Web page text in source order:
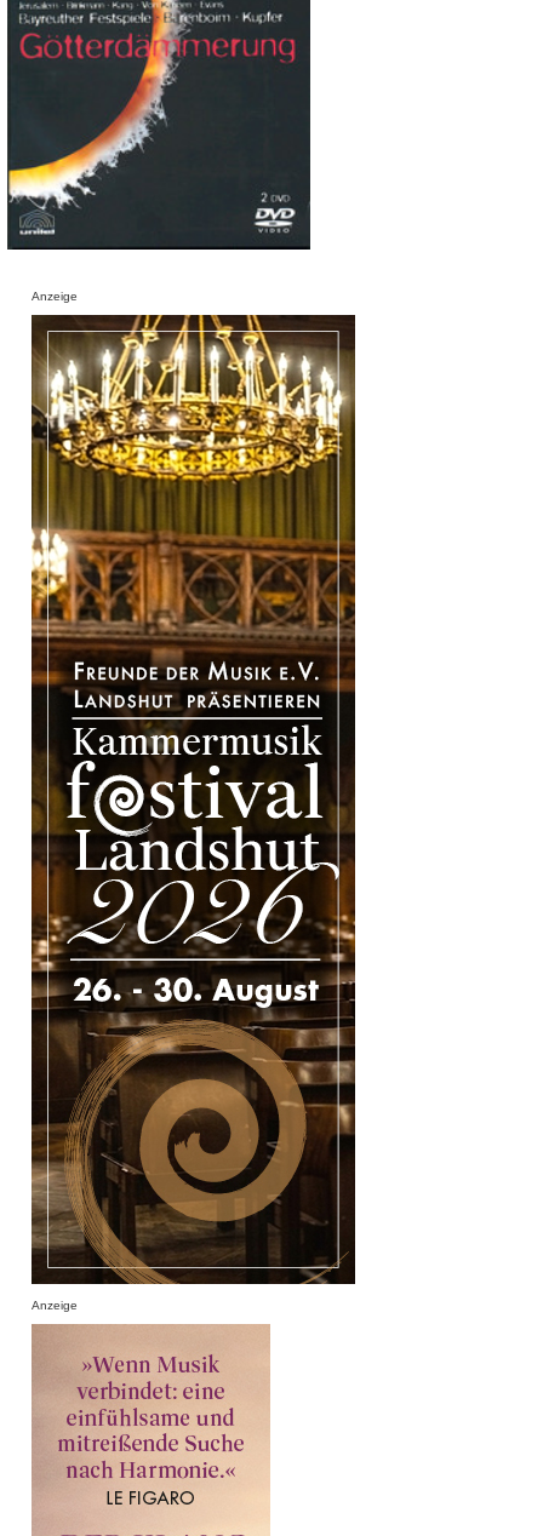
Anzeige
Anzeige